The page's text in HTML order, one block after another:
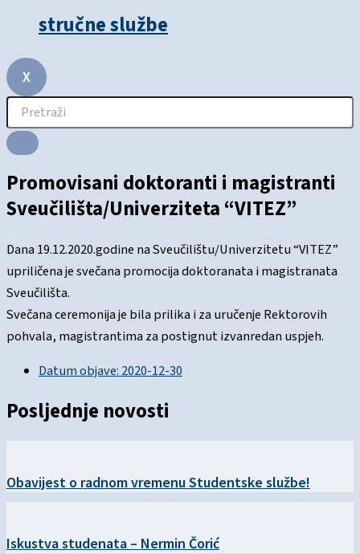
stručne službe
X
Promovisani doktoranti i magistranti
Sveučilišta/Univerziteta “VITEZ”
Dana 19.12.2020.godine na Sveučilištu/Univerzitetu “VITEZ”
upriličena je svečana promocija doktoranata i magistranata
Sveučilišta.
Svečana ceremonija je bila prilika i za uručenje Rektorovih
pohvala, magistrantima za postignut izvanredan uspjeh.
Datum objave:2020-12-30
Posljednje novosti
Obavijest o radnom vremenu Studentske službe!
Iskustva studenata – Nermin Čorić